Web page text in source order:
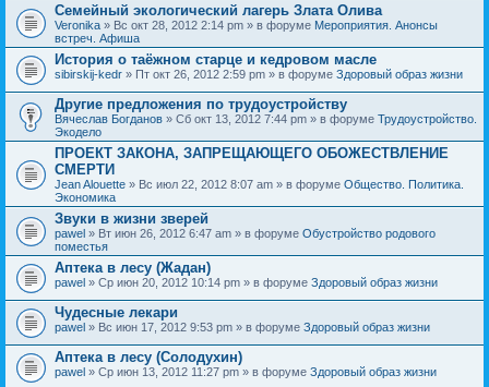
Семейный экологический лагерь Злата Олива
Veronika » Вс окт 28, 2012 2:14 pm » в форуме Мероприятия. Анонсы
встреч. Афиша
История о таёжном старце и кедровом масле
sibirskij-kedr » Пт окт 26, 2012 2:59 pm » в форуме Здоровый образ жизни
Другие предложения по трудоустройству
Вячеслав Богданов » Сб окт 13, 2012 7:44 pm » в форуме Трудоустройство.
Экодело
ПРОЕКТ ЗАКОНА, ЗАПРЕЩАЮЩЕГО ОБОЖЕСТВЛЕНИЕ
СМЕРТИ
Jean Alouette » Вс июл 22, 2012 8:07 am » в форуме Общество. Политика.
Экономика
Звуки в жизни зверей
pawel » Вт июн 26, 2012 6:47 am » в форуме Обустройство родового
поместья
Аптека в лесу (Жадан)
pawel » Ср июн 20, 2012 10:14 pm » в форуме Здоровый образ жизни
Чудесные лекари
pawel » Вс июн 17, 2012 9:53 pm » в форуме Здоровый образ жизни
Аптека в лесу (Солодухин)
pawel » Ср июн 13, 2012 11:27 pm » в форуме Здоровый образ жизни